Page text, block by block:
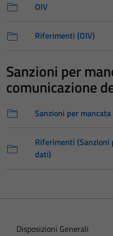
OIV
Riferimenti (OIV)
Sanzioni per
comunicazione
Sanzioni per
Riferimenti (Sanzioni
dati)
Disposizioni Generali